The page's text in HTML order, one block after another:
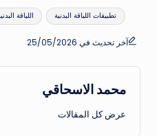
العلامات: اللياقة تطبيقات اللياقة البدنية
آخر تحديث في 25/05/2026
محمد الاسحاقي
عرض كل المقالات